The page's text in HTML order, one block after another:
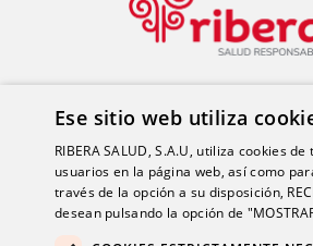
Ese sitio web utiliza
RIBERA SALUD, S.A.U, utiliza cookies
usuarios en la página web, así como
través de la opción a su disposición,
desean pulsando la opción de